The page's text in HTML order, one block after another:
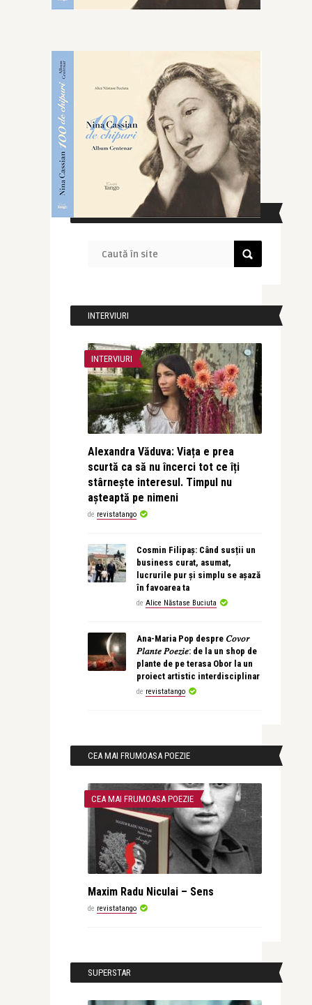
CAUTĂ ÎN SITE
INTERVIURI
INTERVIURI
Alexandra Văduva: Viața e prea
scurtă ca să nu încerci tot ce îți
stârnește interesul. Timpul nu
așteaptă pe nimeni
de revistatango
Cosmin Filipaș: Când susții un
business curat, asumat,
lucrurile pur și simplu se așază
în favoarea ta
de Alice Năstase Buciuta
Ana-Maria Pop despre 𝐶𝑜𝑣𝑜𝑟
𝑃𝑙𝑎𝑛𝑡𝑒 𝑃𝑜𝑒𝑧𝑖𝑒: de la un shop de
plante de pe terasa Obor la un
proiect artistic interdisciplinar
de revistatango
CEA MAI FRUMOASA POEZIE
CEA MAI FRUMOASA POEZIE
Maxim Radu Niculai – Sens
de revistatango
SUPERSTAR